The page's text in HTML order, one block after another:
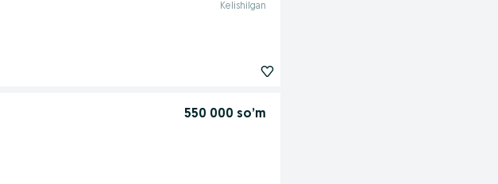
Kelishilgan
550 000 so’m